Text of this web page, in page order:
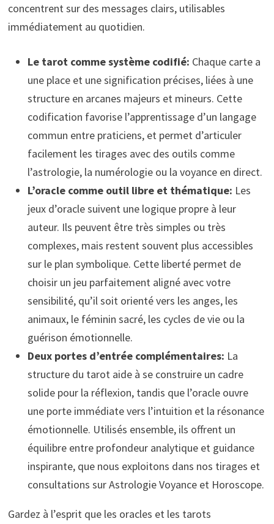
concentrent sur des messages clairs, utilisables
immédiatement au quotidien.
Le tarot comme système codifié: Chaque carte a
une place et une signification précises, liées à une
structure en arcanes majeurs et mineurs. Cette
codification favorise l’apprentissage d’un langage
commun entre praticiens, et permet d’articuler
facilement les tirages avec des outils comme
l’astrologie, la numérologie ou la voyance en direct.
L’oracle comme outil libre et thématique: Les
jeux d’oracle suivent une logique propre à leur
auteur. Ils peuvent être très simples ou très
complexes, mais restent souvent plus accessibles
sur le plan symbolique. Cette liberté permet de
choisir un jeu parfaitement aligné avec votre
sensibilité, qu’il soit orienté vers les anges, les
animaux, le féminin sacré, les cycles de vie ou la
guérison émotionnelle.
Deux portes d’entrée complémentaires: La
structure du tarot aide à se construire un cadre
solide pour la réflexion, tandis que l’oracle ouvre
une porte immédiate vers l’intuition et la résonance
émotionnelle. Utilisés ensemble, ils offrent un
équilibre entre profondeur analytique et guidance
inspirante, que nous exploitons dans nos tirages et
consultations sur Astrologie Voyance et Horoscope.
Gardez à l’esprit que les oracles et les tarots